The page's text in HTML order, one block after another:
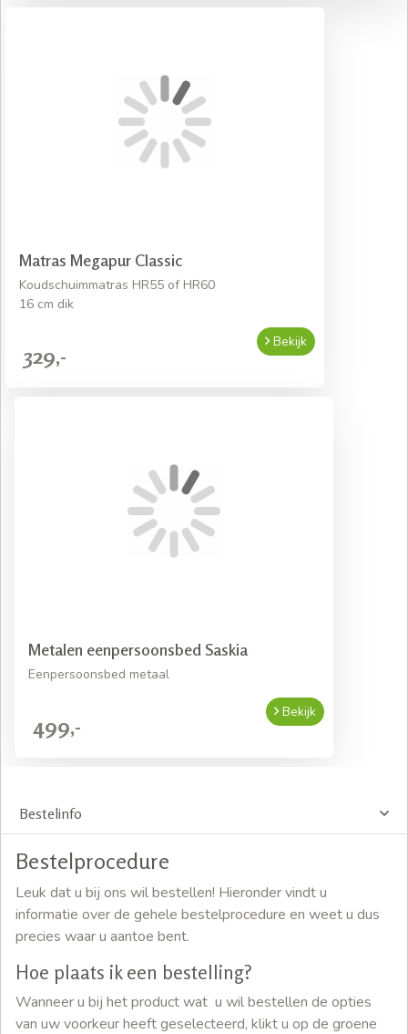
Matras Megapur Classic
Koudschuimmatras HR55 of HR60
16 cm dik
329,-
Bekijk
Metalen eenpersoonsbed Saskia
Eenpersoonsbed metaal
499,-
Bekijk
Bestelinfo
Bestelprocedure
Leuk dat u bij ons wil bestellen! Hieronder vindt u
informatie over de gehele bestelprocedure en weet u dus
precies waar u aantoe bent.
Hoe plaats ik een bestelling?
Wanneer u bij het product wat u wil bestellen de opties
van uw voorkeur heeft geselecteerd, klikt u op de groene